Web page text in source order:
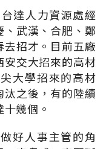
達人力資源處經
武漢、合肥、鄭
招才。目前五廠
交大招來的高材
大學招來的高材
之後，有的陸續
幾個。
好人事主管的角